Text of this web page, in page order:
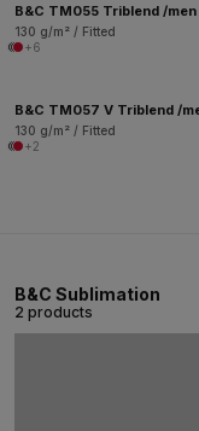
B&C TM055 Triblend /men
130 g/m² / Fitted
+6
B&C TM057 V Triblend /
130 g/m² / Fitted
+2
B&C Sublimation
2 products